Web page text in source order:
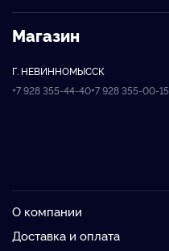
Магазин
Г. НЕВИННОМЫССК
+7 928 355-44-40+7 928 355-00-15
О компании
Доставка и оплата